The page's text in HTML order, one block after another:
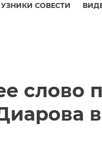
УЗНИКИ СОВЕСТИ
слово